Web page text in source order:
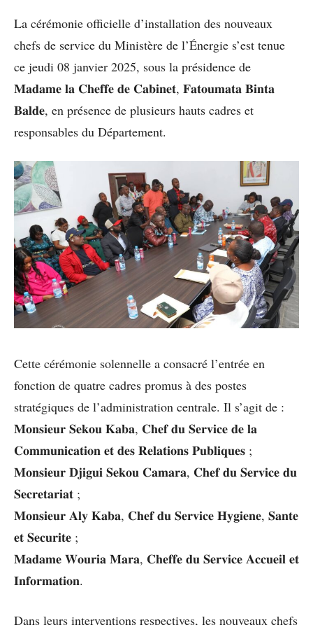
La cérémonie officielle d’installation des nouveaux
chefs de service du Ministère de l’Énergie s’est tenue
ce jeudi 08 janvier 2025, sous la présidence de
𝐌𝐚𝐝𝐚𝐦𝐞 𝐥𝐚 𝐂𝐡𝐞𝐟𝐟𝐞 𝐝𝐞 𝐂𝐚𝐛𝐢𝐧𝐞𝐭, 𝐅𝐚𝐭𝐨𝐮𝐦𝐚𝐭𝐚 𝐁𝐢𝐧𝐭𝐚
𝐁𝐚𝐥𝐝𝐞, en présence de plusieurs hauts cadres et
responsables du Département.
Cette cérémonie solennelle a consacré l’entrée en
fonction de quatre cadres promus à des postes
stratégiques de l’administration centrale. Il s’agit de :
𝐌𝐨𝐧𝐬𝐢𝐞𝐮𝐫 𝐒𝐞𝐤𝐨𝐮 𝐊𝐚𝐛𝐚, 𝐂𝐡𝐞𝐟 𝐝𝐮 𝐒𝐞𝐫𝐯𝐢𝐜𝐞 𝐝𝐞 𝐥𝐚
𝐂𝐨𝐦𝐦𝐮𝐧𝐢𝐜𝐚𝐭𝐢𝐨𝐧 𝐞𝐭 𝐝𝐞𝐬 𝐑𝐞𝐥𝐚𝐭𝐢𝐨𝐧𝐬 𝐏𝐮𝐛𝐥𝐢𝐪𝐮𝐞𝐬 ;
𝐌𝐨𝐧𝐬𝐢𝐞𝐮𝐫 𝐃𝐣𝐢𝐠𝐮𝐢 𝐒𝐞𝐤𝐨𝐮 𝐂𝐚𝐦𝐚𝐫𝐚, 𝐂𝐡𝐞𝐟 𝐝𝐮 𝐒𝐞𝐫𝐯𝐢𝐜𝐞 𝐝𝐮
𝐒𝐞𝐜𝐫𝐞𝐭𝐚𝐫𝐢𝐚𝐭 ;
𝐌𝐨𝐧𝐬𝐢𝐞𝐮𝐫 𝐀𝐥𝐲 𝐊𝐚𝐛𝐚, 𝐂𝐡𝐞𝐟 𝐝𝐮 𝐒𝐞𝐫𝐯𝐢𝐜𝐞 𝐇𝐲𝐠𝐢𝐞𝐧𝐞, 𝐒𝐚𝐧𝐭𝐞
𝐞𝐭 𝐒𝐞𝐜𝐮𝐫𝐢𝐭𝐞 ;
𝐌𝐚𝐝𝐚𝐦𝐞 𝐖𝐨𝐮𝐫𝐢𝐚 𝐌𝐚𝐫𝐚, 𝐂𝐡𝐞𝐟𝐟𝐞 𝐝𝐮 𝐒𝐞𝐫𝐯𝐢𝐜𝐞 𝐀𝐜𝐜𝐮𝐞𝐢𝐥 𝐞𝐭
𝐈𝐧𝐟𝐨𝐫𝐦𝐚𝐭𝐢𝐨𝐧.
Dans leurs interventions respectives, les nouveaux chefs